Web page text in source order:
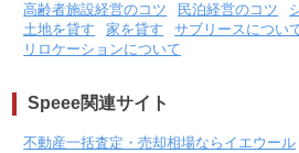
高齢者施設経営のコツ
民泊経営のコツ
土地を貸す
家を貸す
サブリースについ
リロケーションについて
Speee関連サイト
不動産一括査定・売却相場ならイエウール